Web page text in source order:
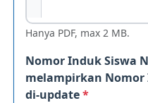
Hanya PDF, max 2 MB.
Nomor Induk Siswa
melampirkan Nomor
di-update*